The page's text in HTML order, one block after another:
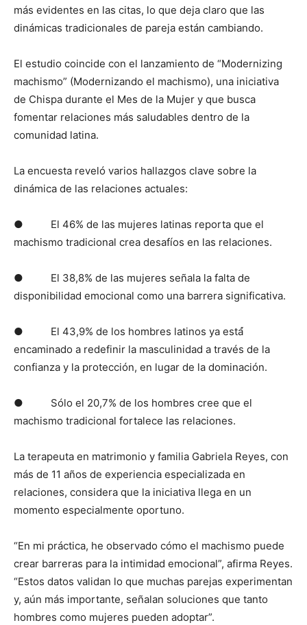
más evidentes en las citas, lo que deja claro que las
dinámicas tradicionales de pareja están cambiando.
El estudio coincide con el lanzamiento de “Modernizing
machismo” (Modernizando el machismo), una iniciativa
de Chispa durante el Mes de la Mujer y que busca
fomentar relaciones más saludables dentro de la
comunidad latina.
La encuesta reveló varios hallazgos clave sobre la
dinámica de las relaciones actuales:
● El 46% de las mujeres latinas reporta que el
machismo tradicional crea desafíos en las relaciones.
● El 38,8% de las mujeres señala la falta de
disponibilidad emocional como una barrera significativa.
● El 43,9% de los hombres latinos ya está́
encaminado a redefinir la masculinidad a través de la
confianza y la protección, en lugar de la dominación.
● Sólo el 20,7% de los hombres cree que el
machismo tradicional fortalece las relaciones.
La terapeuta en matrimonio y familia Gabriela Reyes, con
más de 11 años de experiencia especializada en
relaciones, considera que la iniciativa llega en un
momento especialmente oportuno.
“En mi práctica, he observado cómo el machismo puede
crear barreras para la intimidad emocional”, afirma Reyes.
“Estos datos validan lo que muchas parejas experimentan
y, aún más importante, señalan soluciones que tanto
hombres como mujeres pueden adoptar”.